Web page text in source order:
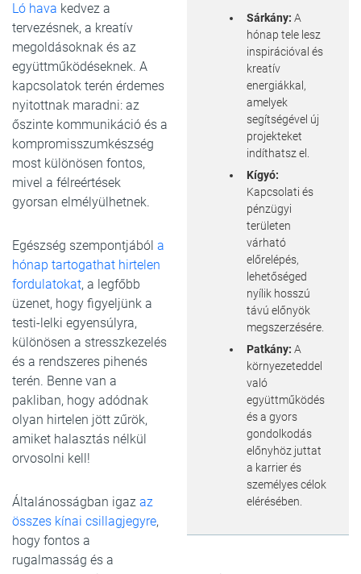
Sárkány: A
hónap tele lesz
inspirációval és
kreatív
energiákkal,
amelyek
segítségével új
projekteket
indíthatsz el.
Kígyó:
Kapcsolati és
pénzügyi
területen
várható
előrelépés,
lehetőséged
nyílik hosszú
távú előnyök
megszerzésére.
Patkány: A
környezeteddel
való
együttműködés
és a gyors
gondolkodás
előnyhöz juttat
a karrier és
személyes célok
elérésében.
Ló hava kedvez a
tervezésnek, a kreatív
megoldásoknak és az
együttműködéseknek. A
kapcsolatok terén érdemes
nyitottnak maradni: az
őszinte kommunikáció és a
kompromisszumkészség
most különösen fontos,
mivel a félreértések
gyorsan elmélyülhetnek.
Egészség szempontjából a
hónap tartogathat hirtelen
fordulatokat, a legfőbb
üzenet, hogy figyeljünk a
testi-lelki egyensúlyra,
különösen a stresszkezelés
és a rendszeres pihenés
terén. Benne van a
pakliban, hogy adódnak
olyan hirtelen jött zűrök,
amiket halasztás nélkül
orvosolni kell!
Általánosságban igaz az
összes kínai csillagjegyre,
hogy fontos a
rugalmasság és a